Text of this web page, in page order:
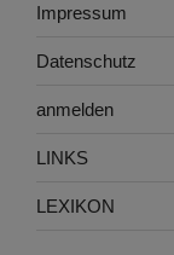
Impressum
Datenschutz
anmelden
LINKS
LEXIKON